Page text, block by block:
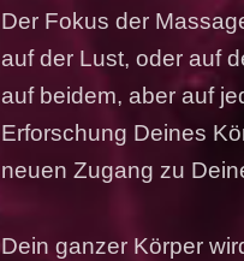
Der Fokus der
auf der Lust, oder auf
auf beidem, aber auf
Erforschung Deines
neuen Zugang zu
Dein ganzer Körper